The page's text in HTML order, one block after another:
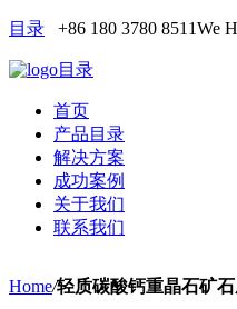
目录 +86 180 3780 8511We
目录
首页
产品目录
解决方案
成功案例
关于我们
联系我们
Home/轻质碳酸钙重晶石矿